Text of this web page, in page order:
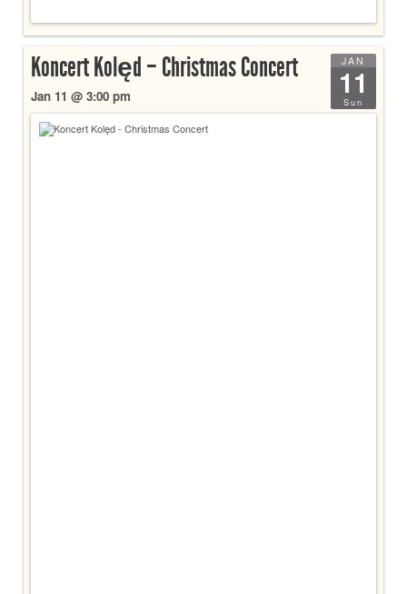
JAN
11
Sun
Koncert Kolęd – Christmas Concert
Jan 11 @ 3:00 pm